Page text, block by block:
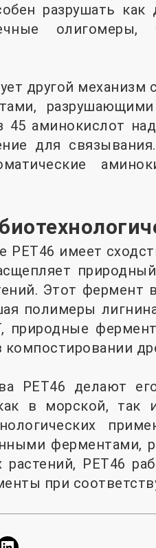
разрушать
олигомеры,
другой механизм
45 аминокислот
для
PET46 имеет
Этот фермент
полимеры
PET46 делают
в морской,
ферментами,
PET46
при